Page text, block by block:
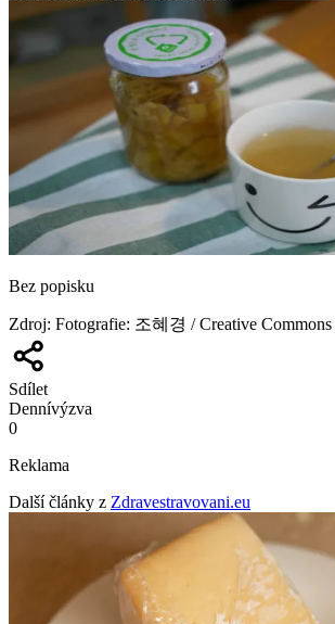
Bez popisku
Zdroj: Fotografie: 조혜경 / Creative
Sdílet
Dennívýzva
0
Reklama
Další články z Zdravestravovani.eu